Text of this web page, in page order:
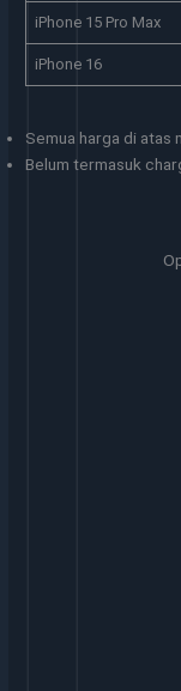
iPhone 15 Pro Max
iPhone 16
Semua harga di atas
Belum termasuk